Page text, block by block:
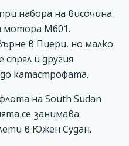
набора на височина
мотора M601.
в Пиери, но малко
и другия
катастрофата.
на South Sudan
се занимава
в Южен Судан.